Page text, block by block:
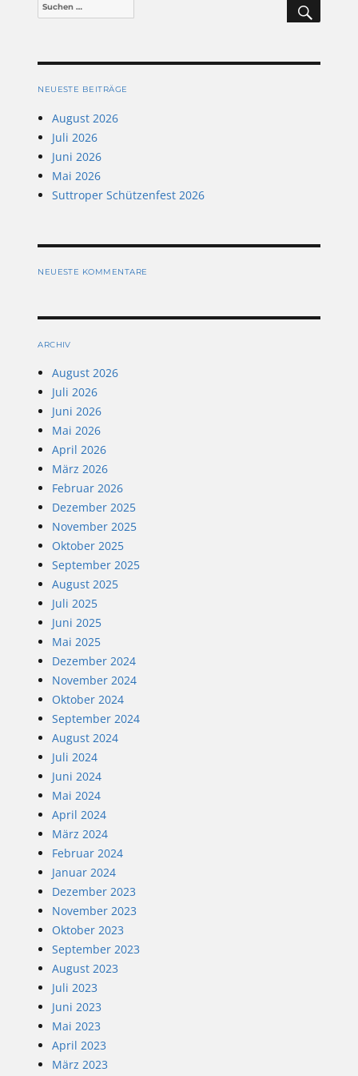
Suchen
NEUESTE BEITRÄGE
August 2026
Juli 2026
Juni 2026
Mai 2026
Suttroper Schützenfest 2026
NEUESTE KOMMENTARE
ARCHIV
August 2026
Juli 2026
Juni 2026
Mai 2026
April 2026
März 2026
Februar 2026
Dezember 2025
November 2025
Oktober 2025
September 2025
August 2025
Juli 2025
Juni 2025
Mai 2025
Dezember 2024
November 2024
Oktober 2024
September 2024
August 2024
Juli 2024
Juni 2024
Mai 2024
April 2024
März 2024
Februar 2024
Januar 2024
Dezember 2023
November 2023
Oktober 2023
September 2023
August 2023
Juli 2023
Juni 2023
Mai 2023
April 2023
März 2023